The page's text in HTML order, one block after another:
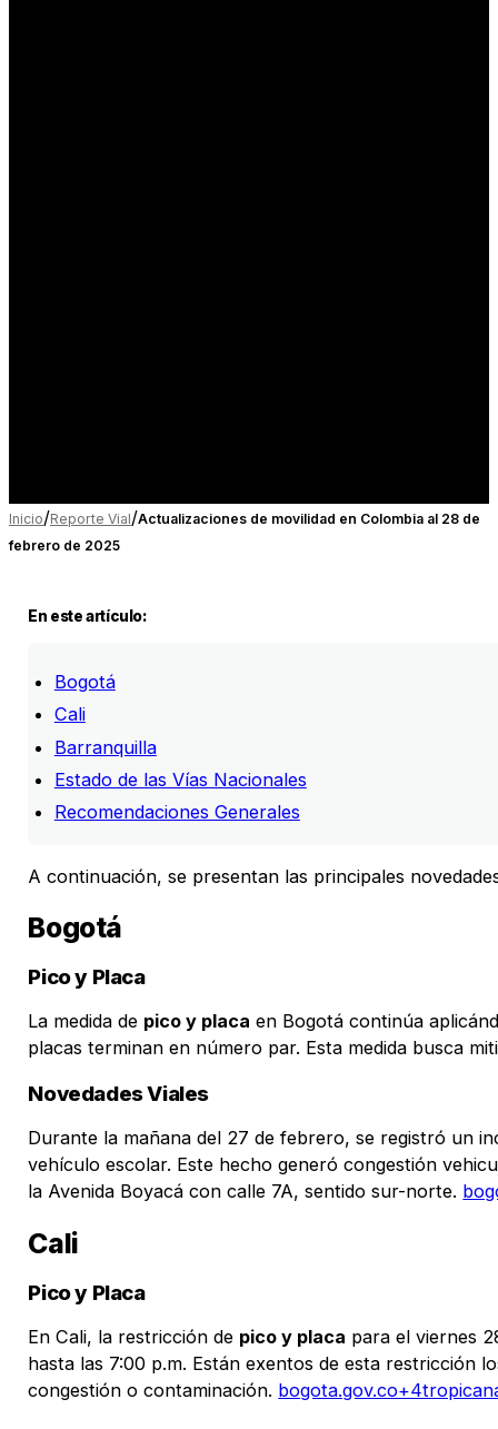
Inicio/Reporte Vial/Actualizaciones de movilidad en Colombia al 28 de
febrero de 2025
En este artículo:
Bogotá
Cali
Barranquilla
Estado de las Vías Nacionales
Recomendaciones Generales
A continuación, se presentan las principales
Bogotá
Pico y Placa
La medida de pico y placa en Bogotá continúa
placas terminan en número par. Esta medida busca
Novedades Viales
Durante la mañana del 27 de febrero, se registró un
vehículo escolar. Este hecho generó congestión
la Avenida Boyacá con calle 7A, sentido sur-norte. ​
Cali
Pico y Placa
En Cali, la restricción de pico y placa para el viernes
hasta las 7:00 p.m. Están exentos de esta restricción
congestión o contaminación. ​